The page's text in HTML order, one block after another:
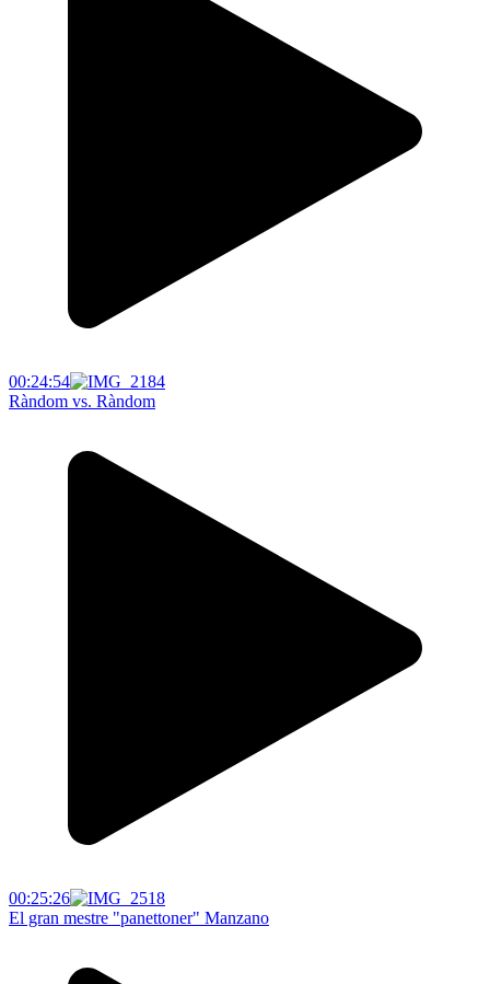
00:24:54
Ràndom vs. Ràndom
00:25:26
El gran mestre "panettoner" Manzano